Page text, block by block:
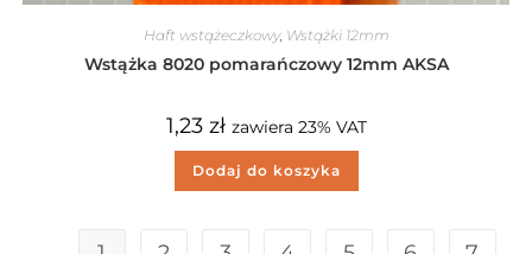
Haft wstążeczkowy, Wstążki 12mm
Wstążka 8020 pomarańczowy 12mm AKSA
1,23 zł zawiera 23% VAT
Dodaj do koszyka